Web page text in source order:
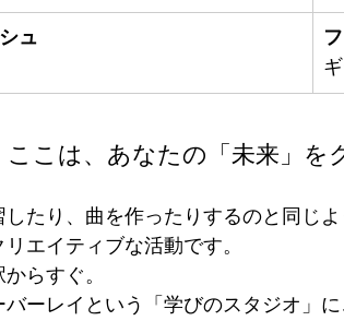
ュ
ここは、あなたの「未来」を
したり、曲を作ったりするのと同じ
エイティブな活動です。
らすぐ。
バーレイという「学びのスタジオ」